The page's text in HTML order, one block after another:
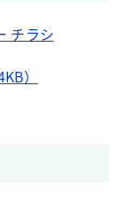
チラシ
）